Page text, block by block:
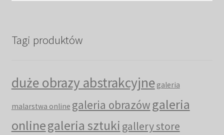
Tagi produktów
duże obrazy abstrakcyjne galeria
malarstwa online galeria obrazów galeria
onlinegaleria sztuki gallery store